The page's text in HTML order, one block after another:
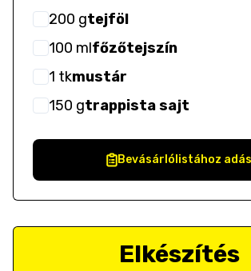
200 gtejföl
100 mlfőzőtejszín
1 tkmustár
150 gtrappista sajt
Bevásárlólistához adás
Elkészítés